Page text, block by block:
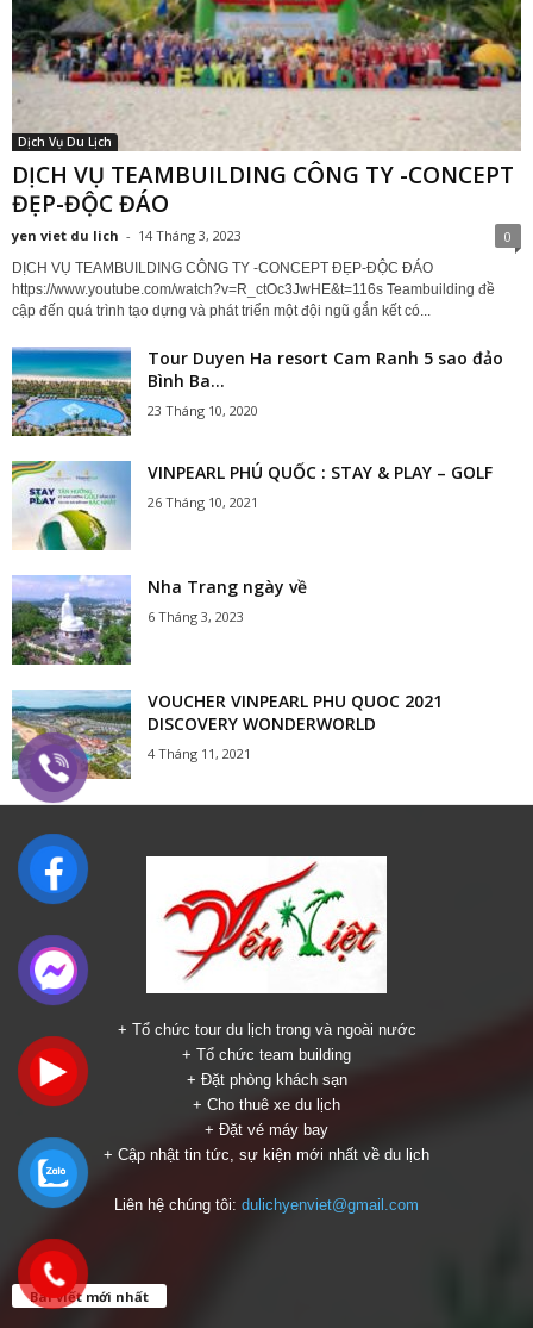
Dịch Vụ Du Lịch
DỊCH VỤ TEAMBUILDING CÔNG TY -CONCEPT
ĐẸP-ĐỘC ĐÁO
yen viet du lich - 14 Tháng 3, 2023 0
DỊCH VỤ TEAMBUILDING CÔNG TY -CONCEPT ĐẸP-ĐỘC ĐÁO
https://www.youtube.com/watch?v=R_ctOc3JwHE&t=116s Teambuilding đề
cập đến quá trình tạo dựng và phát triển một đội ngũ gắn kết có...
Tour Duyen Ha resort Cam Ranh 5 sao đảo
Bình Ba...
23 Tháng 10, 2020
VINPEARL PHÚ QUỐC : STAY & PLAY – GOLF
26 Tháng 10, 2021
Nha Trang ngày về
6 Tháng 3, 2023
VOUCHER VINPEARL PHU QUOC 2021
DISCOVERY WONDERWORLD
4 Tháng 11, 2021
+ Tổ chức tour du lịch trong và ngoài nước
+ Tổ chức team building
+ Đặt phòng khách sạn
+ Cho thuê xe du lịch
+ Đặt vé máy bay
+ Cập nhật tin tức, sự kiện mới nhất về du lịch
Liên hệ chúng tôi: dulichyenviet@gmail.com
Bài viết mới nhất